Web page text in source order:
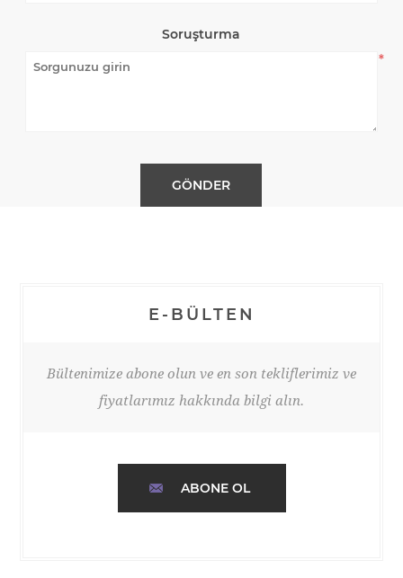
Soruşturma
*
E-BÜLTEN
Bültenimize abone olun ve en son tekliflerimiz ve
fiyatlarımız hakkında bilgi alın.
ABONE OL